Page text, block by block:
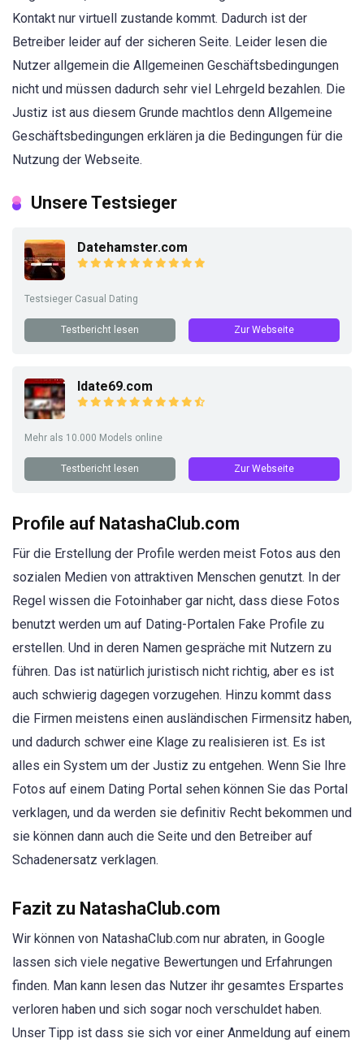
Kontakt nur virtuell zustande kommt. Dadurch ist der
Betreiber leider auf der sicheren Seite. Leider lesen die
Nutzer allgemein die Allgemeinen Geschäftsbedingungen
nicht und müssen dadurch sehr viel Lehrgeld bezahlen. Die
Justiz ist aus diesem Grunde machtlos denn Allgemeine
Geschäftsbedingungen erklären ja die Bedingungen für die
Nutzung der Webseite.
Unsere Testsieger
Datehamster.com
Testsieger Casual Dating
Testbericht lesen Zur Webseite
Idate69.com
Mehr als 10.000 Models online
Testbericht lesen Zur Webseite
Profile auf NatashaClub.com
Für die Erstellung der Profile werden meist Fotos aus den
sozialen Medien von attraktiven Menschen genutzt. In der
Regel wissen die Fotoinhaber gar nicht, dass diese Fotos
benutzt werden um auf Dating-Portalen Fake Profile zu
erstellen. Und in deren Namen gespräche mit Nutzern zu
führen. Das ist natürlich juristisch nicht richtig, aber es ist
auch schwierig dagegen vorzugehen. Hinzu kommt dass
die Firmen meistens einen ausländischen Firmensitz haben,
und dadurch schwer eine Klage zu realisieren ist. Es ist
alles ein System um der Justiz zu entgehen. Wenn Sie Ihre
Fotos auf einem Dating Portal sehen können Sie das Portal
verklagen, und da werden sie definitiv Recht bekommen und
sie können dann auch die Seite und den Betreiber auf
Schadenersatz verklagen.
Fazit zu NatashaClub.com
Wir können von NatashaClub.com nur abraten, in Google
lassen sich viele negative Bewertungen und Erfahrungen
finden. Man kann lesen das Nutzer ihr gesamtes Erspartes
verloren haben und sich sogar noch verschuldet haben.
Unser Tipp ist dass sie sich vor einer Anmeldung auf einem